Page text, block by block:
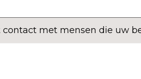
met mensen die uw